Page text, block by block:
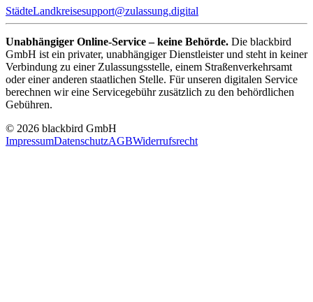
StädteLandkreisesupport@zulassung.digital
Unabhängiger Online-Service – keine Behörde. Die blackbird
GmbH ist ein privater, unabhängiger Dienstleister und steht in keiner
Verbindung zu einer Zulassungsstelle, einem Straßenverkehrsamt
oder einer anderen staatlichen Stelle. Für unseren digitalen Service
berechnen wir eine Servicegebühr zusätzlich zu den behördlichen
Gebühren.
© 2026 blackbird GmbH
ImpressumDatenschutzAGBWiderrufsrecht